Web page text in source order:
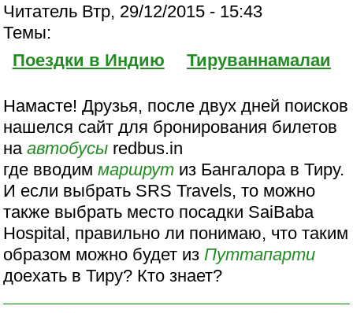
Читатель Втр, 29/12/2015 - 15:43
Темы:
Поездки в Индию
Тируваннамалаи
Намасте! Друзья, после двух дней поисков
нашелся сайт для бронирования билетов
наавтобусы redbus.in
где вводиммаршрут из Бангалора в Тиру.
И если выбрать SRS Travels, то можно
также выбрать место посадки SaiBaba
Hospital, правильно ли понимаю, что таким
образом можно будет из Путтапарти
доехать в Тиру? Кто знает?